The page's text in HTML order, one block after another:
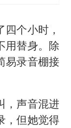
个小时，
用替身。除
易录音棚接
，声音混进
，但她觉得